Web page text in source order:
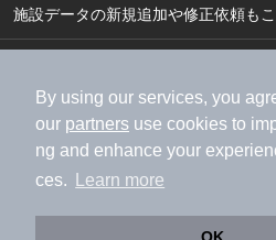
By using our services, you
our partners use cookies to
ng and enhance your
ces.
Learn more
施設データの新規追加や修正依頼も
加盟店募集（資料請求）
利用規約
ライフスタイ
特定商取引法に基づく表記
運営会社